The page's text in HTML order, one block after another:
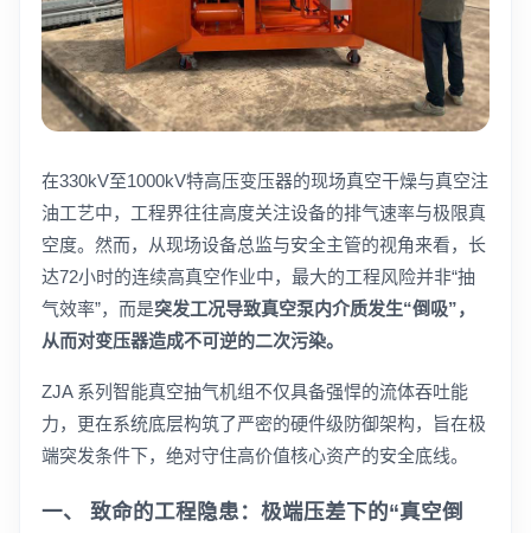
在330kV至1000kV特高压变压器的现场真空干燥与真空注
油工艺中，工程界往往高度关注设备的排气速率与极限真
空度。然而，从现场设备总监与安全主管的视角来看，长
达72小时的连续高真空作业中，最大的工程风险并非“抽
气效率”，而是突发工况导致真空泵内介质发生“倒吸”，
从而对变压器造成不可逆的二次污染。
ZJA 系列智能真空抽气机组不仅具备强悍的流体吞吐能
力，更在系统底层构筑了严密的硬件级防御架构，旨在极
端突发条件下，绝对守住高价值核心资产的安全底线。
一、 致命的工程隐患：极端压差下的“真空倒